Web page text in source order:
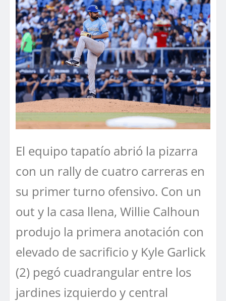
El equipo tapatío abrió la pizarra
con un rally de cuatro carreras en
su primer turno ofensivo. Con un
out y la casa llena, Willie Calhoun
produjo la primera anotación con
elevado de sacrificio y Kyle Garlick
(2) pegó cuadrangular entre los
jardines izquierdo y central